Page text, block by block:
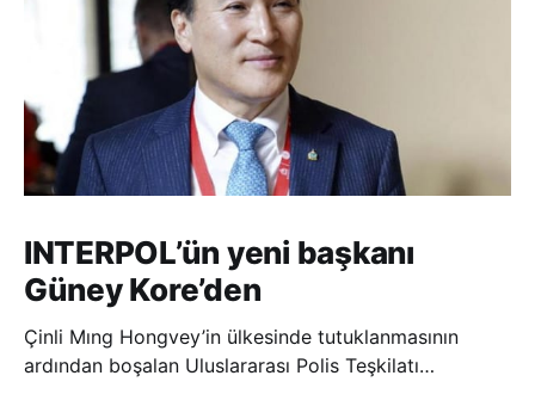
INTERPOL’ün yeni başkanı
Güney Kore’den
Çinli Mıng Hongvey’in ülkesinde tutuklanmasının
ardından boşalan Uluslararası Polis Teşkilatı